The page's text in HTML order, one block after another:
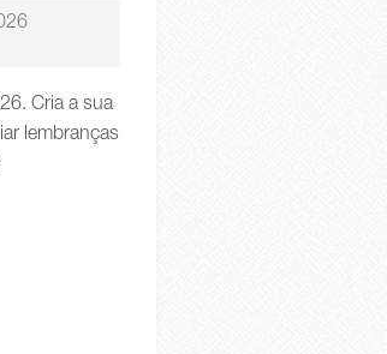
Cria a sua
lembranças